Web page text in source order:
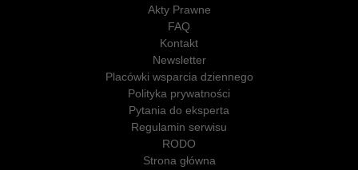
Akty Prawne
FAQ
Kontakt
Newsletter
Placówki wsparcia dziennego
Polityka prywatności
Pytania do eksperta
Regulamin serwisu
RODO
Strona główna